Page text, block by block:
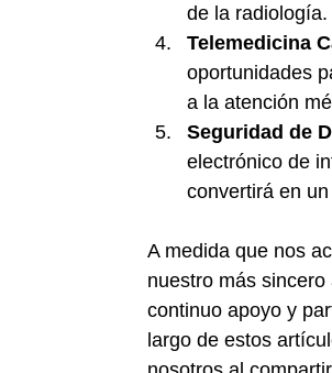
de la radiología.
Telemedicina
oportunidades
a la atención
Seguridad de
electrónico de
convertirá en
A medida que nos
nuestro más
continuo apoyo y
largo de estos